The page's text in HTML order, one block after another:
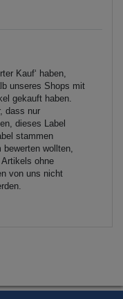
Kauf‘ haben,
unseres Shops mit
gekauft haben.
dass nur
dieses Label
stammen
bewerten wollten,
ohne
von uns nicht